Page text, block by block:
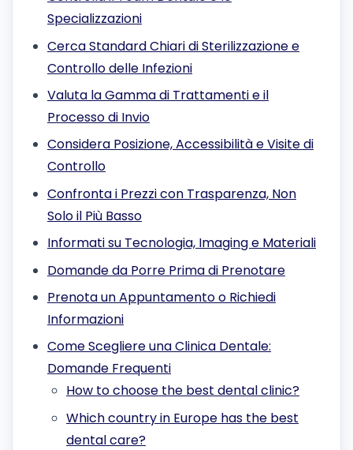
Specializzazioni
Cerca Standard Chiari di Sterilizzazione e
Controllo delle Infezioni
Valuta la Gamma di Trattamenti e il
Processo di Invio
Considera Posizione, Accessibilità e Visite di
Controllo
Confronta i Prezzi con Trasparenza, Non
Solo il Più Basso
Informati su Tecnologia, Imaging e Materiali
Domande da Porre Prima di Prenotare
Prenota un Appuntamento o Richiedi
Informazioni
Come Scegliere una Clinica Dentale:
Domande Frequenti
How to choose the best dental clinic?
Which country in Europe has the best
dental care?